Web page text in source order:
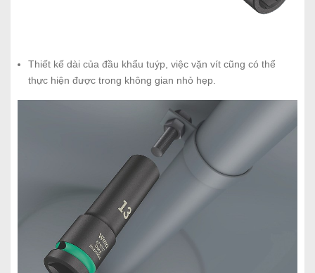
Thiết kế dài của đầu khẩu tuýp, việc vặn vít cũng có thể
thực hiện được trong không gian nhỏ hẹp.